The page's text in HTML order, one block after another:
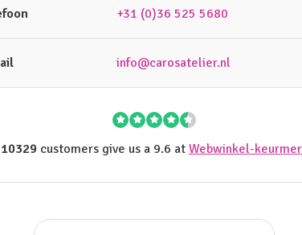
+31 (0)36 525 5680
info@carosatelier.nl
10329customers give us a 9.6 at Webwinkel-